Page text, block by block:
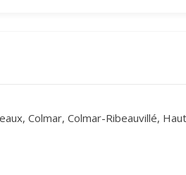
Colmar, Colmar-Ribeauvillé,